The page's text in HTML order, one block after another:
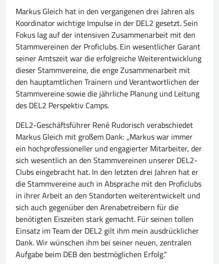
Markus Gleich hat in den vergangenen drei Jahren als
Koordinator wichtige Impulse in der DEL2 gesetzt. Sein
Fokus lag auf der intensiven Zusammenarbeit mit den
Stammvereinen der Proficlubs. Ein wesentlicher Garant
seiner Amtszeit war die erfolgreiche Weiterentwicklung
dieser Stammvereine, die enge Zusammenarbeit mit
den hauptamtlichen Trainern und Verantwortlichen der
Stammvereine sowie die jährliche Planung und Leitung
des DEL2 Perspektiv Camps.
DEL2-Geschäftsführer René Rudorisch verabschiedet
Markus Gleich mit großem Dank: „Markus war immer
ein hochprofessioneller und engagierter Mitarbeiter, der
sich wesentlich an den Stammvereinen unserer DEL2-
Clubs eingebracht hat. In den letzten drei Jahren hat er
die Stammvereine auch in Absprache mit den Proficlubs
in ihrer Arbeit an den Standorten weiterentwickelt und
sich auch gegenüber den Arenabetreibern für die
benötigten Eiszeiten stark gemacht. Für seinen tollen
Einsatz im Team der DEL2 gilt ihm mein ausdrücklicher
Dank. Wir wünschen ihm bei seiner neuen, zentralen
Aufgabe beim DEB den bestmöglichen Erfolg.“